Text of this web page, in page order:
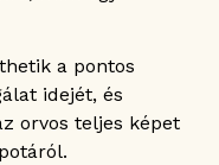
a pontos
idejét, és
orvos teljes képet